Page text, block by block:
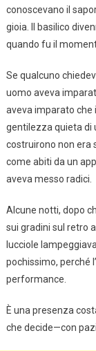
conoscevano il
gioia. Il basilico
quando fu il
Se qualcuno
uomo aveva
aveva imparato che
gentilezza quieta di
costruirono non era
come abiti da un
aveva messo radici.
Alcune notti, dopo
sui gradini sul retro
lucciole
pochissimo, perché
performance.
È una presenza
che decide—con